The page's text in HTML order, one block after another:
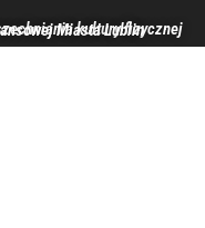
jest przy pomocy finansowej Miasta Lublin